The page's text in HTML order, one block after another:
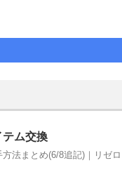
テム交換
法まとめ(6/8追記)｜リゼ